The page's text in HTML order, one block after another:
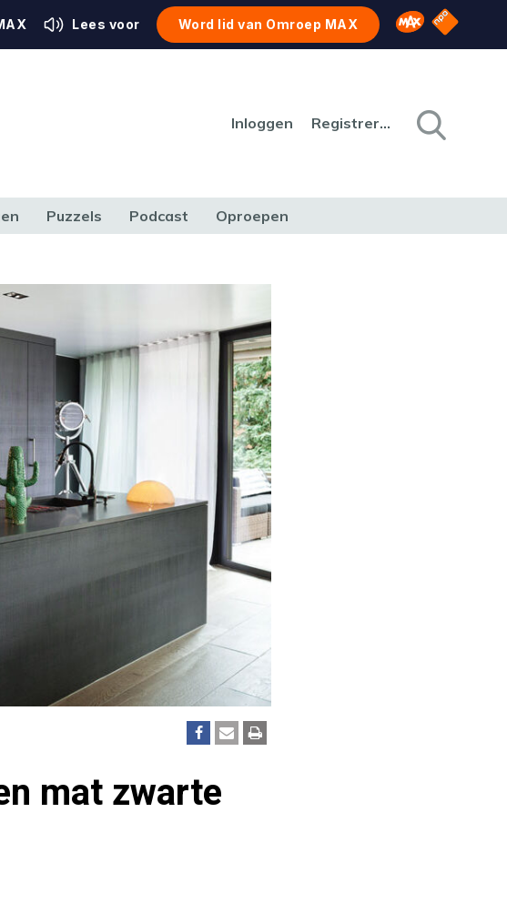
Lees voor Word lid van Omroep MAX Omroep MAX
NPO
Inloggen Registreren
Puzzels Podcast Oproepen
mat zwarte